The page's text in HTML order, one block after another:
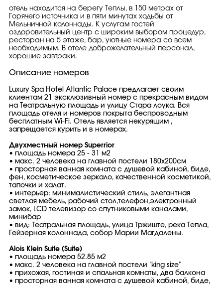
отель находится на берегу Теплы, в 150 метрах от
Горячего источника и в пяти минутах ходьбы от
Мельничной колоннады. К услугам гостей
оздоровительный центр с широким выбором процедур,
ресторан на 5 этаже, бар, уютные номера со всем
необходимым. В отеле доброжелательный персонал,
хорошие завтраки.
Описание номеров
Luxury Spa Hotel Atlantic Palace предлагает своим
клиентам 21 эксклюзивный номер с прекрасным видом
на Театральную площадь и улицу Стара лоука. Вся
площадь отеля и номеров покрыта беспроводным
бесплатным Wi-Fi. Отель является некурящим ,
запрещается курить и в номерах.
Двухместный номер Superrior
• площадь номера 25 - 31 м2
• макс. 2 человека на главной постели 180х200см
• просторная ванная комната с душевой кабиной, биде,
фен, косметическое зеркало, качественной косметикой,
тапочки и халат.
• интерьер: минималистический стиль, элегантная
светлая мебель, рабочий стол,телефон,электронный
замок, LCD телевизор со спутниковыми каналами,
минибар
• вид: Театральная площадь, улица Тржиште, река Тепла,
Гейзерная колоннада, собор Марии Магдалены.
Alois Klein Suite (Suite)
• площадь номера 52.85 м2
• макс. 2 человека на главной постели "king size"
• прихожая, гостиная и спальная комнаты, два балкона
• просторная ванная комната с душевой кабиной, биде,